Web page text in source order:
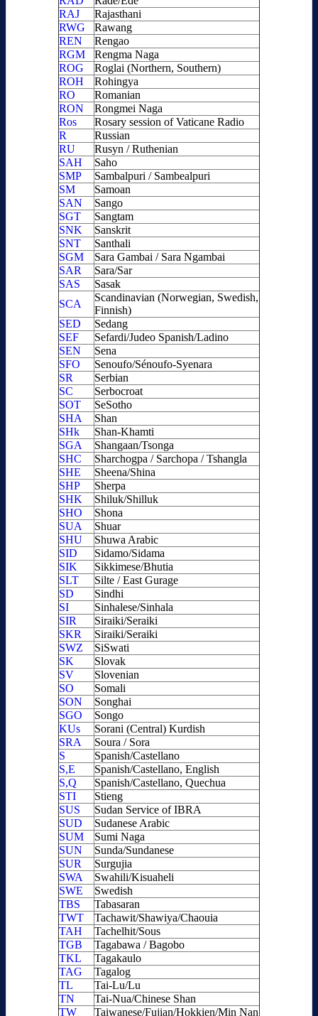
RAJ
Rajasthani
RWG
Rawang
REN
Rengao
RGM
Rengma Naga
ROG
Roglai (Northern, Southern)
ROH
Rohingya
RO
Romanian
RON
Rongmei Naga
Ros
Rosary session of Vaticane Radio
R
Russian
RU
Rusyn / Ruthenian
SAH
Saho
SMP
Sambalpuri / Sambealpuri
SM
Samoan
SAN
Sango
SGT
Sangtam
SNK
Sanskrit
SNT
Santhali
SGM
Sara Gambai / Sara Ngambai
SAR
Sara/Sar
SAS
Sasak
SCA
Scandinavian (Norwegian, Swedish,
Finnish)
SED
Sedang
SEF
Sefardi/Judeo Spanish/Ladino
SEN
Sena
SFO
Senoufo/Sénoufo-Syenara
SR
Serbian
SC
Serbocroat
SOT
SeSotho
SHA
Shan
SHk
Shan-Khamti
SGA
Shangaan/Tsonga
SHC
Sharchogpa / Sarchopa / Tshangla
SHE
Sheena/Shina
SHP
Sherpa
SHK
Shiluk/Shilluk
SHO
Shona
SUA
Shuar
SHU
Shuwa Arabic
SID
Sidamo/Sidama
SIK
Sikkimese/Bhutia
SLT
Silte / East Gurage
SD
Sindhi
SI
Sinhalese/Sinhala
SIR
Siraiki/Seraiki
SKR
Siraiki/Seraiki
SWZ
SiSwati
SK
Slovak
SV
Slovenian
SO
Somali
SON
Songhai
SGO
Songo
KUs
Sorani (Central) Kurdish
SRA
Soura / Sora
S
Spanish/Castellano
S,E
Spanish/Castellano, English
S,Q
Spanish/Castellano, Quechua
STI
Stieng
SUS
Sudan Service of IBRA
SUD
Sudanese Arabic
SUM
Sumi Naga
SUN
Sunda/Sundanese
SUR
Surgujia
SWA
Swahili/Kisuaheli
SWE
Swedish
TBS
Tabasaran
TWT
Tachawit/Shawiya/Chaouia
TAH
Tachelhit/Sous
TGB
Tagabawa / Bagobo
TKL
Tagakaulo
TAG
Tagalog
TL
Tai-Lu/Lu
TN
Tai-Nua/Chinese Shan
TW
Taiwanese/Fujian/Hokkien/Min Nan